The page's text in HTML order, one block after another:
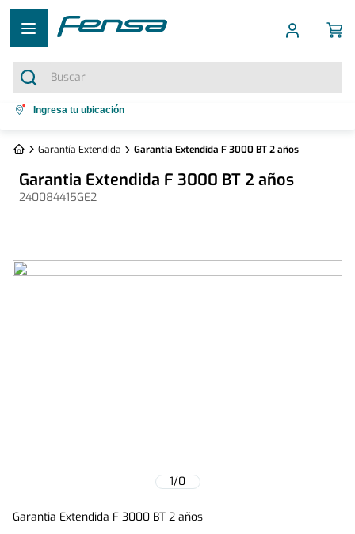
Buscar
Términos más buscados
3. bottom freezer
Ingresa tu ubicación
Garantía Extendida Garantia Extendida F 3000 BT 2 años
Garantia Extendida F 3000 BT 2 años
240084415GE2
1/0
Garantia Extendida F 3000 BT 2 años